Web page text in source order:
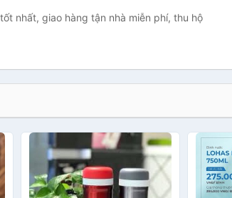
nhất, giao hàng tận nhà miễn phí, thu hộ